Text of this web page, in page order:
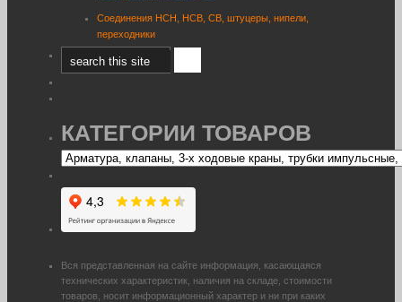
Соединения НСН, НСВ, СВ, штуцеры, нипели,
переходники
КАТЕГОРИИ ТОВАРОВ
Вся представленная на сайте информация, касающаяся
технических характеристик, наличия на складе, стоимости
товаров, носит информационный характер и ни при каких